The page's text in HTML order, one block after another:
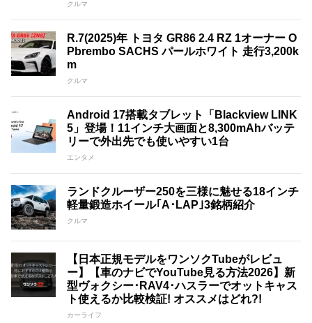
クルマ
R.7(2025)年 トヨタ GR86 2.4 RZ 1オーナー O
Pbrembo SACHS パールホワイト 走行3,200k
m
クルマ
Android 17搭載タブレット「Blackview LINK
5」登場！11インチ大画面と8,300mAhバッテ
リーで外出先でも使いやすい1台
エンタメ
ランドクルーザー250を三様に魅せる18インチ
軽量鍛造ホイール｢A･LAP｣3銘柄紹介
クルマ
【日本正規モデルをワンソクTubeがレビュ
ー】【車のナビでYouTube見る方法2026】新
型ヴォクシー･RAV4･ハスラーでオットキャス
ト使えるか比較検証! オススメはどれ?!
カーライフ